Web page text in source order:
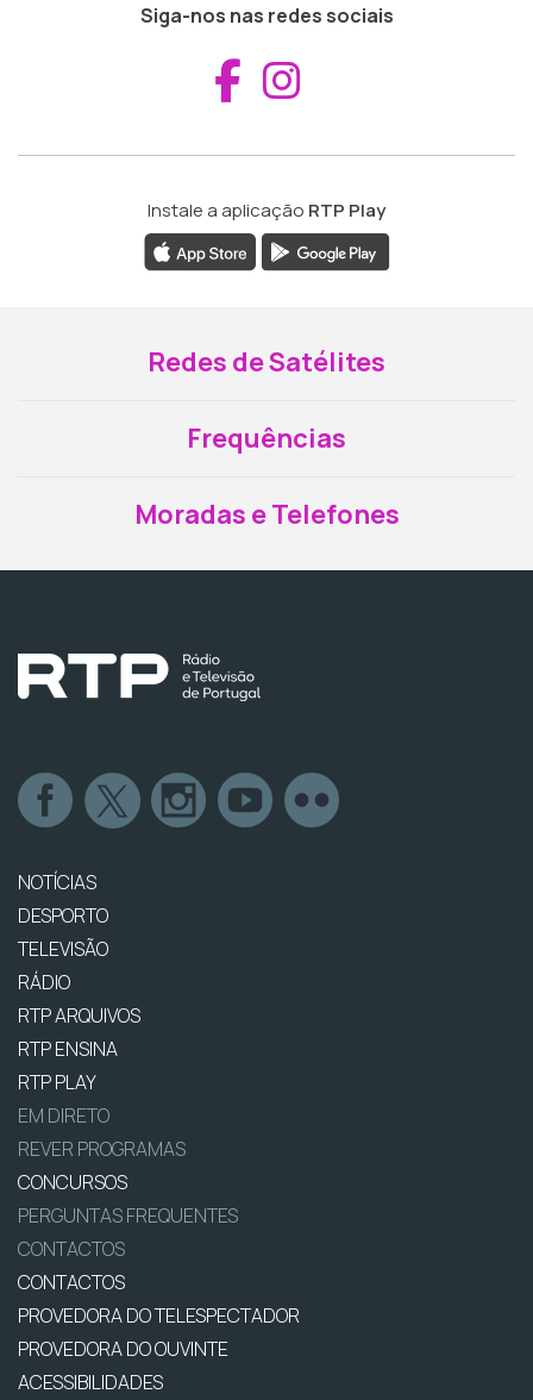
Siga-nos nas redes sociais
Aceder ao
Instale a aplicação RTP Play
Redes de Satélites
Frequências
Moradas e Telefones
NOTÍCIAS
DESPORTO
TELEVISÃO
RÁDIO
RTP ARQUIVOS
RTP ENSINA
RTP PLAY
EM DIRETO
REVER PROGRAMAS
CONCURSOS
PERGUNTAS FREQUENTES
CONTACTOS
CONTACTOS
PROVEDORA DO TELESPECTADOR
PROVEDORA DO OUVINTE
ACESSIBILIDADES